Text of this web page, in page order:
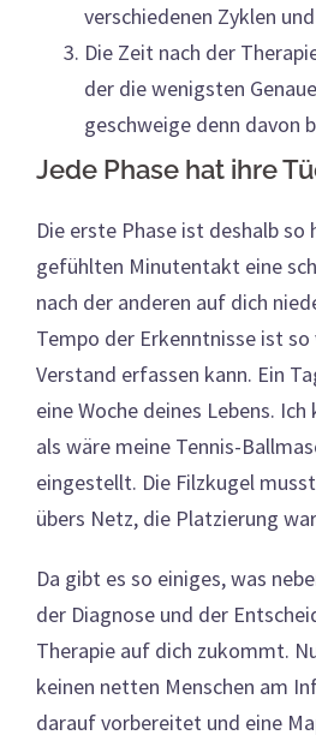
verschiedenen Zyklen
Die Zeit nach der
der die wenigsten
geschweige denn davon
Jede Phase hat ihre
Die erste Phase ist deshalb so
gefühlten Minutentakt eine
nach der anderen auf dich
Tempo der Erkenntnisse ist so
Verstand erfassen kann. Ein
eine Woche deines Lebens.
als wäre meine Tennis-
eingestellt. Die Filzkugel
übers Netz, die Platzierung
Da gibt es so einiges, was
der Diagnose und der
Therapie auf dich zukommt.
keinen netten Menschen am
darauf vorbereitet und eine